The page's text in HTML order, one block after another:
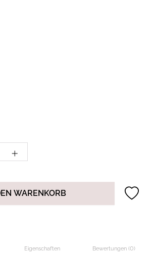
WARENKORB
Eigenschaften Bewertungen (0)